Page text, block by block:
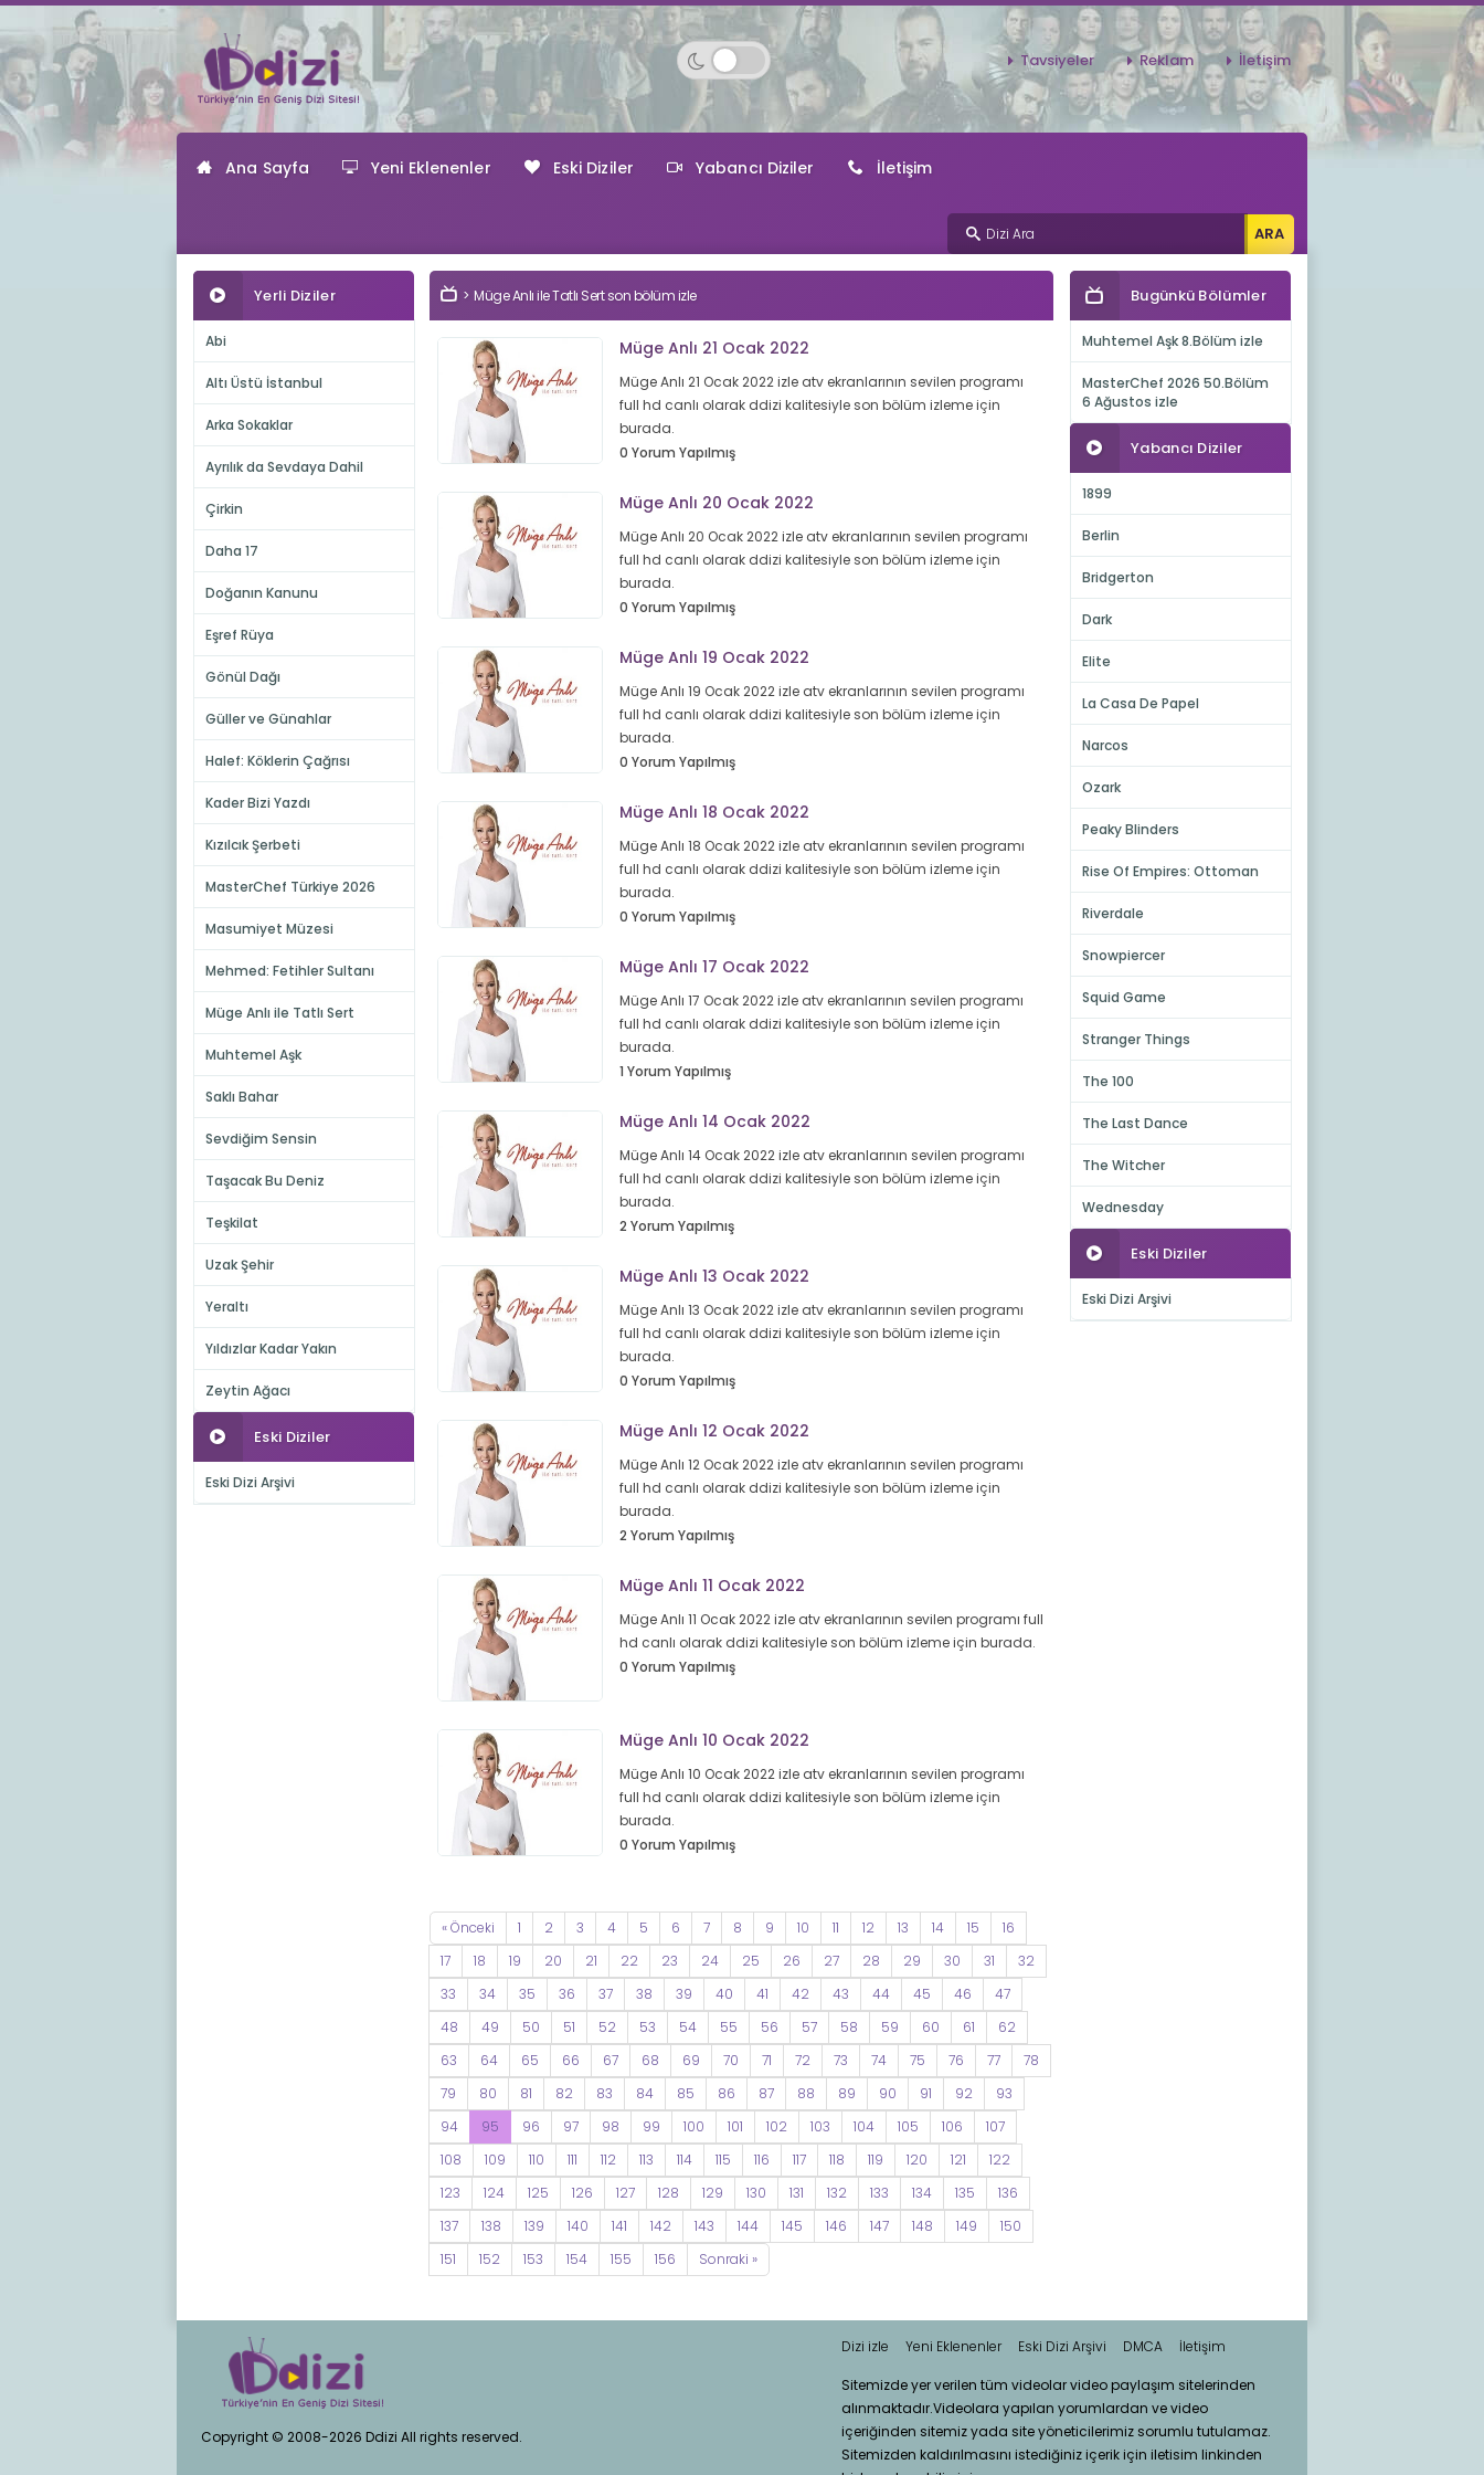
Tavsiyeler Reklam İletişim
Ana Sayfa Yeni Eklenenler Eski Diziler Yabancı Diziler İletişim
Yerli Diziler
Abi
Altı Üstü İstanbul
Arka Sokaklar
Ayrılık da Sevdaya Dahil
Çirkin
Daha 17
Doğanın Kanunu
Eşref Rüya
Gönül Dağı
Güller ve Günahlar
Halef: Köklerin Çağrısı
Kader Bizi Yazdı
Kızılcık Şerbeti
MasterChef Türkiye 2026
Masumiyet Müzesi
Mehmed: Fetihler Sultanı
Müge Anlı ile Tatlı Sert
Muhtemel Aşk
Saklı Bahar
Sevdiğim Sensin
Taşacak Bu Deniz
Teşkilat
Uzak Şehir
Yeraltı
Yıldızlar Kadar Yakın
Zeytin Ağacı
Eski Diziler
Eski Dizi Arşivi
Müge Anlı ile Tatlı Sert son bölüm izle
Müge Anlı 21 Ocak 2022
Müge Anlı 21 Ocak 2022 izle atv ekranlarının sevilen programı
full hd canlı olarak ddizi kalitesiyle son bölüm izleme için
burada.
0 Yorum Yapılmış
Müge Anlı 20 Ocak 2022
Müge Anlı 20 Ocak 2022 izle atv ekranlarının sevilen programı
full hd canlı olarak ddizi kalitesiyle son bölüm izleme için
burada.
0 Yorum Yapılmış
Müge Anlı 19 Ocak 2022
Müge Anlı 19 Ocak 2022 izle atv ekranlarının sevilen programı
full hd canlı olarak ddizi kalitesiyle son bölüm izleme için
burada.
0 Yorum Yapılmış
Müge Anlı 18 Ocak 2022
Müge Anlı 18 Ocak 2022 izle atv ekranlarının sevilen programı
full hd canlı olarak ddizi kalitesiyle son bölüm izleme için
burada.
0 Yorum Yapılmış
Müge Anlı 17 Ocak 2022
Müge Anlı 17 Ocak 2022 izle atv ekranlarının sevilen programı
full hd canlı olarak ddizi kalitesiyle son bölüm izleme için
burada.
1 Yorum Yapılmış
Müge Anlı 14 Ocak 2022
Müge Anlı 14 Ocak 2022 izle atv ekranlarının sevilen programı
full hd canlı olarak ddizi kalitesiyle son bölüm izleme için
burada.
2 Yorum Yapılmış
Müge Anlı 13 Ocak 2022
Müge Anlı 13 Ocak 2022 izle atv ekranlarının sevilen programı
full hd canlı olarak ddizi kalitesiyle son bölüm izleme için
burada.
0 Yorum Yapılmış
Müge Anlı 12 Ocak 2022
Müge Anlı 12 Ocak 2022 izle atv ekranlarının sevilen programı
full hd canlı olarak ddizi kalitesiyle son bölüm izleme için
burada.
2 Yorum Yapılmış
Müge Anlı 11 Ocak 2022
Müge Anlı 11 Ocak 2022 izle atv ekranlarının sevilen programı full
hd canlı olarak ddizi kalitesiyle son bölüm izleme için burada.
0 Yorum Yapılmış
Müge Anlı 10 Ocak 2022
Müge Anlı 10 Ocak 2022 izle atv ekranlarının sevilen programı
full hd canlı olarak ddizi kalitesiyle son bölüm izleme için
burada.
0 Yorum Yapılmış
« Önceki 1 2 3 4 5 6 7 8 9 10 11 12 13 14 15
16
17
18 19 20 21 22 23 24 25 26 27 28 29 30 31
32
33
34 35 36 37 38 39 40 41 42 43 44 45 46
47
48
49 50 51 52 53 54 55 56 57 58 59 60 61
62
63
64 65 66 67 68 69 70 71 72 73 74 75 76 77
78
79
80 81 82 83 84 85 86 87 88 89 90 91 92
93
94
95 96 97 98 99 100 101 102 103 104 105 106
107
108
109 110 111 112 113 114 115 116 117 118 119 120 121
122
123
124 125 126 127 128 129 130 131 132 133 134 135
136
137
138 139 140 141 142 143 144 145 146 147 148 149
150
151
152 153 154 155 156 Sonraki »
Bugünkü Bölümler
Muhtemel Aşk 8.Bölüm izle
MasterChef 2026 50.Bölüm
6 Ağustos izle
Yabancı Diziler
1899
Berlin
Bridgerton
Dark
Elite
La Casa De Papel
Narcos
Ozark
Peaky Blinders
Rise Of Empires: Ottoman
Riverdale
Snowpiercer
Squid Game
Stranger Things
The 100
The Last Dance
The Witcher
Wednesday
Eski Diziler
Eski Dizi Arşivi
Copyright © 2008-2026 Ddizi All rights reserved.
Dizi izle Yeni Eklenenler Eski Dizi Arşivi DMCA İletişim
Sitemizde yer verilen tüm videolar video paylaşım sitelerinden
alınmaktadır.Videolara yapılan yorumlardan ve video
içeriğinden sitemiz yada site yöneticilerimiz sorumlu tutulamaz.
Sitemizden kaldırılmasını istediğiniz içerik için iletisim linkinden